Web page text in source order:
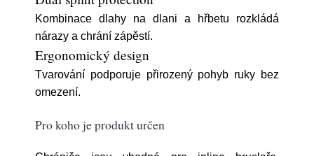
Kombinace dlahy na dlani a hřbetu rozkládá
nárazy a chrání zápěstí.
Ergonomický design
Tvarování podporuje přirozený pohyb ruky bez
omezení.
Pro koho je produkt určen